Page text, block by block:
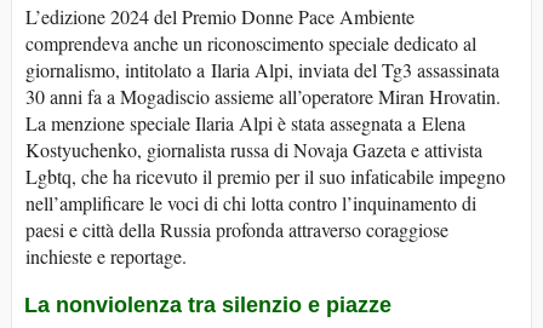
L’edizione 2024 del Premio Donne Pace Ambiente
comprendeva anche un riconoscimento speciale dedicato al
giornalismo, intitolato a Ilaria Alpi, inviata del Tg3 assassinata
30 anni fa a Mogadiscio assieme all’operatore Miran Hrovatin.
La menzione speciale Ilaria Alpi è stata assegnata a Elena
Kostyuchenko, giornalista russa di Novaja Gazeta e attivista
Lgbtq, che ha ricevuto il premio per il suo infaticabile impegno
nell’amplificare le voci di chi lotta contro l’inquinamento di
paesi e città della Russia profonda attraverso coraggiose
inchieste e reportage.
La nonviolenza tra silenzio e piazze